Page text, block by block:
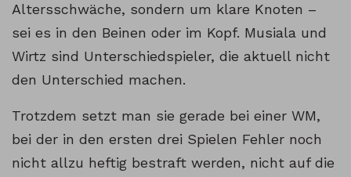
Altersschwäche, sondern um klare Knoten –
sei es in den Beinen oder im Kopf. Musiala und
Wirtz sind Unterschiedspieler, die aktuell nicht
den Unterschied machen.
Trotzdem setzt man sie gerade bei einer WM,
bei der in den ersten drei Spielen Fehler noch
nicht allzu heftig bestraft werden, nicht auf die